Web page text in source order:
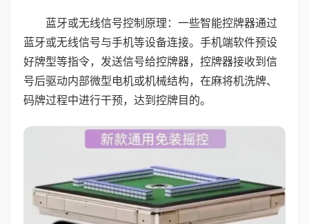
蓝牙或无线信号控制原理：一些智能控牌器通过
蓝牙或无线信号与手机等设备连接。手机端软件预设
好牌型等指令，发送信号给控牌器，控牌器接收到信
号后驱动内部微型电机或机械结构，在麻将机洗牌、
码牌过程中进行干预，达到控牌目的。